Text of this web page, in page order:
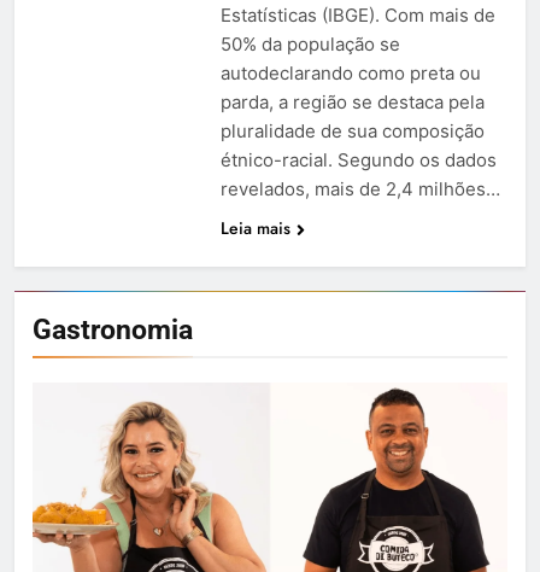
Gastronomia
Estatísticas (IBGE). Com mais de
50% da população se
autodeclarando como preta ou
parda, a região se destaca pela
pluralidade de sua composição
étnico-racial. Segundo os dados
revelados, mais de 2,4 milhões…
Leia mais